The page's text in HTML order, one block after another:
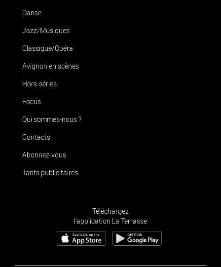
Danse
Jazz/Musiques
Classique/Opéra
Avignon en scènes
Hors-séries
Focus
Qui sommes-nous ?
Contacts
Abonnez-vous
Tarifs publicitaires
Téléchargez
l'application La Terrasse